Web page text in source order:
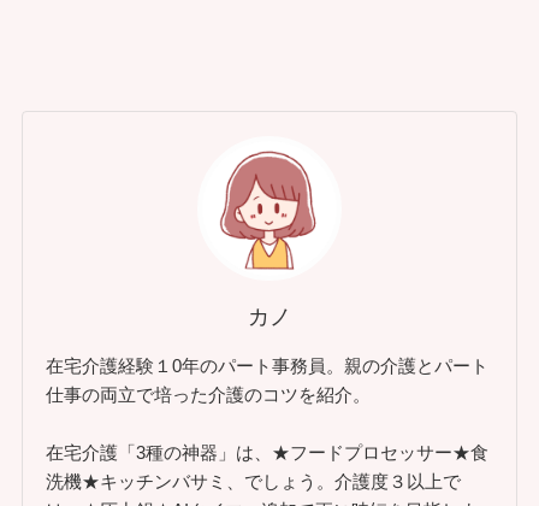
カノ
在宅介護経験１0年のパート事務員。親の介護とパート
仕事の両立で培った介護のコツを紹介。
在宅介護「3種の神器」は、★フードプロセッサー★食
洗機★キッチンバサミ、でしょう。介護度３以上で